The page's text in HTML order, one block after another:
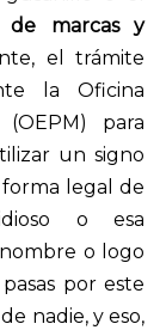
de marcas y
el trámite
la Oficina
para
un signo
legal de
o esa
o logo
por este
nadie, y eso,